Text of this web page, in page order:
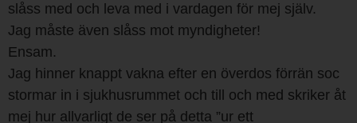
slåss med och leva med i vardagen för mej själv.
Jag måste även slåss mot myndigheter!
Ensam.
Jag hinner knappt vakna efter en överdos förrän soc
stormar in i sjukhusrummet och till och med skriker åt
mej hur allvarligt de ser på detta ”ur ett